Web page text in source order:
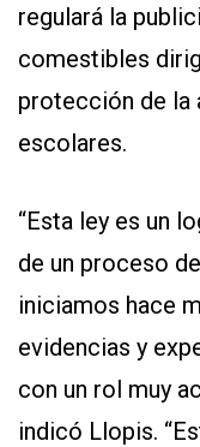
regulará la
comestibles
protección de la
escolares.
“Esta ley es un
de un proceso
iniciamos hace
evidencias y
con un rol muy
indicó Llopis.